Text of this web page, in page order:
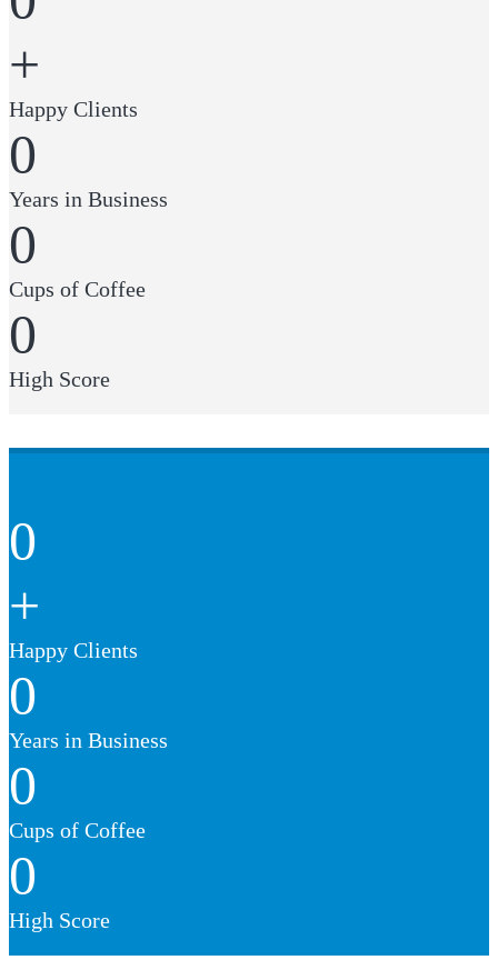
+
Happy Clients
0
Years in Business
0
Cups of Coffee
0
High Score
0
+
Happy Clients
0
Years in Business
0
Cups of Coffee
0
High Score